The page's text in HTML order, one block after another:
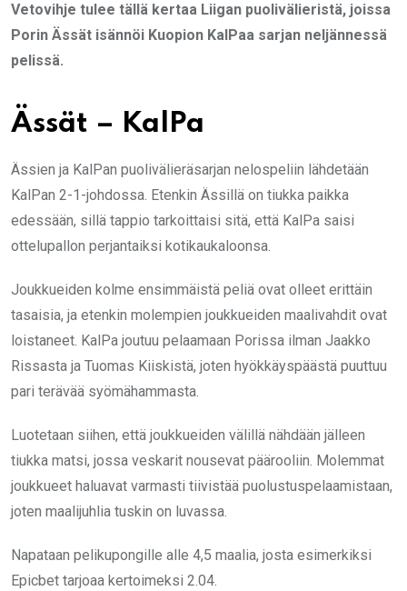
Vetovihje tulee tällä kertaa Liigan puolivälieristä, joissa
Porin Ässät isännöi Kuopion KalPaa sarjan neljännessä
pelissä.
Ässät – KalPa
Ässien ja KalPan puolivälieräsarjan nelospeliin lähdetään
KalPan 2-1-johdossa. Etenkin Ässillä on tiukka paikka
edessään, sillä tappio tarkoittaisi sitä, että KalPa saisi
ottelupallon perjantaiksi kotikaukaloonsa.
Joukkueiden kolme ensimmäistä peliä ovat olleet erittäin
tasaisia, ja etenkin molempien joukkueiden maalivahdit ovat
loistaneet. KalPa joutuu pelaamaan Porissa ilman Jaakko
Rissasta ja Tuomas Kiiskistä, joten hyökkäyspäästä puuttuu
pari terävää syömähammasta.
Luotetaan siihen, että joukkueiden välillä nähdään jälleen
tiukka matsi, jossa veskarit nousevat päärooliin. Molemmat
joukkueet haluavat varmasti tiivistää puolustuspelaamistaan,
joten maalijuhlia tuskin on luvassa.
Napataan pelikupongille alle 4,5 maalia, josta esimerkiksi
Epicbet tarjoaa kertoimeksi 2.04.